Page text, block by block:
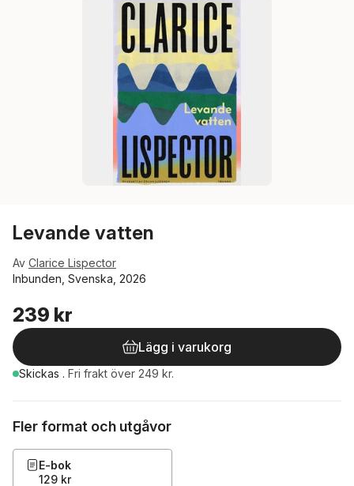
Levande vatten
Av Clarice Lispector
Inbunden, Svenska, 2026
239 kr
Lägg i varukorg
Skickas . Fri frakt över 249 kr.
Fler format och utgåvor
E-bok
129 kr